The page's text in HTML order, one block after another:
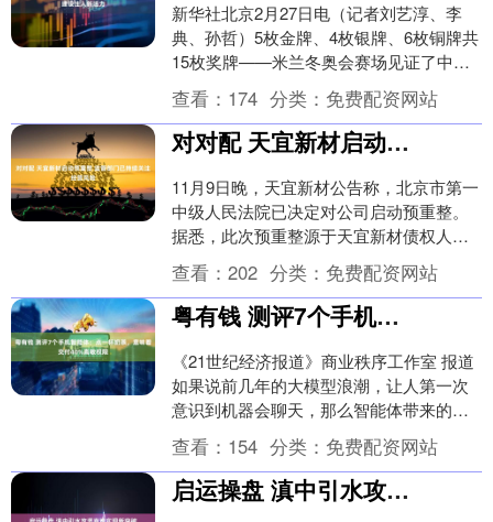
新华社北京2月27日电（记者刘艺淳、李
典、孙哲）5枚金牌、4枚银牌、6枚铜牌共
15枚奖牌——米兰冬奥会赛场见证了中国
冰雪运动新成就。带着取得我国境外参加
冬奥会历....
查看： 174 分类： 免费配资网站
对对配 天宜新材启动预重整 监管部门已持续关注经营风险
11月9日晚，天宜新材公告称，北京市第一
中级人民法院已决定对公司启动预重整。
据悉，此次预重整源于天宜新材债权人天
津晟宇汽车零部件有限公司以公司不能清
偿到期债务，....
查看： 202 分类： 免费配资网站
粤有钱 测评7个手机智能体：点一杯奶茶，意味着交付40%高敏权限
《21世纪经济报道》商业秩序工作室 报道
如果说前几年的大模型浪潮，让人第一次
意识到机器会聊天，那么智能体带来的是
一个更有冲击力的现实：机器会替人做
事。 过去一....
查看： 154 分类： 免费配资网站
启运操盘 滇中引水攻坚克难实现新突破